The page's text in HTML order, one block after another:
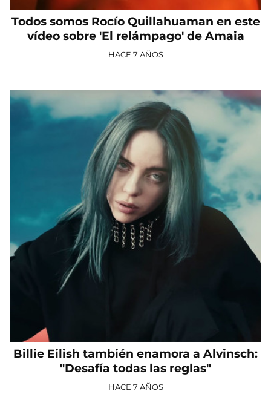
Todos somos Rocío Quillahuaman en este
vídeo sobre 'El relámpago' de Amaia
HACE 7 AÑOS
Billie Eilish también enamora a Alvinsch:
"Desafía todas las reglas"
HACE 7 AÑOS